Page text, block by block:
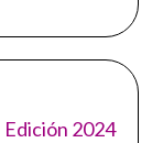
Edición 2024